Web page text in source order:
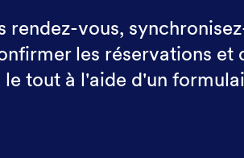
rendez-vous,
les réservations et
le tout à l'aide d'un